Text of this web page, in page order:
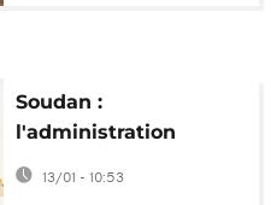
Soudan :
l'administration
retourne dans la
capitale [Africanews
13/01 - 10:53